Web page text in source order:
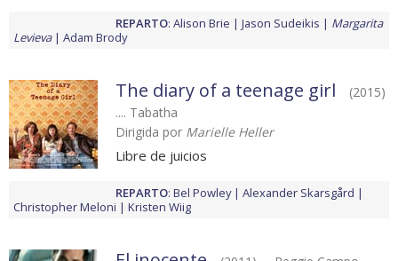
REPARTO: Alison Brie Jason Sudeikis
Margarita
Levieva
Adam Brody
The diary of a teenage girl
(2015)
.... Tabatha
Dirigida por Marielle Heller
Libre de juicios
REPARTO: Bel Powley
Alexander Skarsgård
Christopher Meloni
Kristen Wiig